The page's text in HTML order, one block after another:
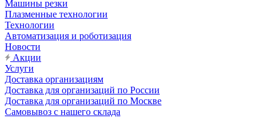
Машины резки
Плазменные технологии
Технологии
Автоматизация и роботизация
Новости
Акции
Услуги
Доставка организациям
Доставка для организаций по России
Доставка для организаций по Москве
Самовывоз с нашего склада